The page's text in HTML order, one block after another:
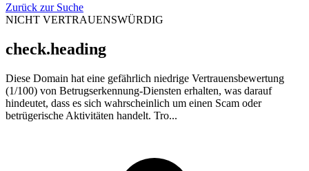
Zurück zur Suche
NICHT VERTRAUENSWÜRDIG
check.heading
Diese Domain hat eine gefährlich niedrige Vertrauensbewertung
(1/100) von Betrugserkennung-Diensten erhalten, was darauf
hindeutet, dass es sich wahrscheinlich um einen Scam oder
betrügerische Aktivitäten handelt. Tro...